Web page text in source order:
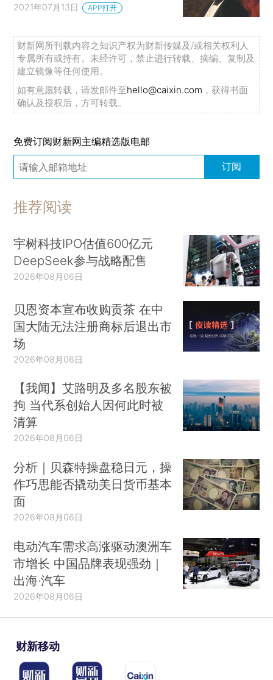
2021年07月13日 APP打开
财新网所刊载内容之知识产权为财新传媒及/或相关权利人
专属所有或持有。未经许可，禁止进行转载、摘编、复制及
建立镜像等任何使用。
如有意愿转载，请发邮件至hello@caixin.com ，获得书面
确认及授权后，方可转载。
免费订阅财新网主编精选版电邮
订阅
推荐阅读
宇树科技IPO估值600亿元
DeepSeek参与战略配售
2026年08月06日
贝恩资本宣布收购贡茶 在中
国大陆无法注册商标后退出市
场
2026年08月06日
【我闻】艾路明及多名股东被
拘 当代系创始人因何此时被
清算
2026年08月06日
分析｜贝森特操盘稳日元，操
作巧思能否撬动美日货币基本
面
2026年08月06日
电动汽车需求高涨驱动澳洲车
市增长 中国品牌表现强劲｜
出海·汽车
2026年08月06日
财新移动